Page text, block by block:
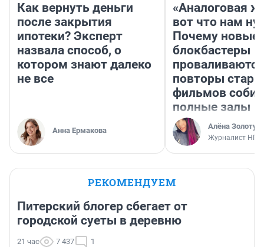
Как вернуть деньги
после закрытия
ипотеки? Эксперт
назвала способ, о
котором знают далеко
не все
Анна Ермакова
«Аналоговая
вот что нам
Почему новые
блокбастеры
повторы
фильмов
полные залы
Алёна
Журналист НГС
РЕКОМЕНДУЕМ
Питерский блогер сбегает от
городской суеты в деревню
21 час 7 437 1